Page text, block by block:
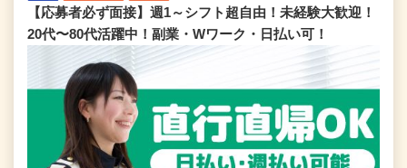
【応募者必ず面接】週1～シフト超自由！未経験大歓迎！
20代〜80代活躍中！副業・Wワーク・日払い可！